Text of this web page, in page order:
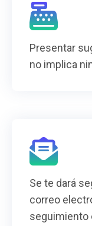
Presentar
no implica
Se te dará
correo
seguimiento